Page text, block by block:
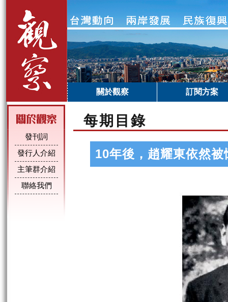
關於觀察 訂閱方案
發刊詞
發行人介紹
主筆群介紹
聯絡我們
每期目錄
10年後，趙耀東依然